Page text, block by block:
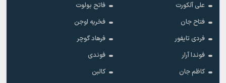
علی آلکورت
فاتح بولوت
فتاح جان
فخریه اوجن
فردی تایفور
فرهاد گوچر
فوندا آرار
فوندی
کاظم جان
کالبن